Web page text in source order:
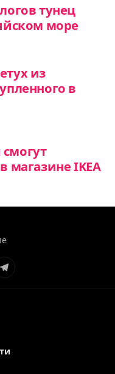
тунец
море
из
в
магазине IKEA